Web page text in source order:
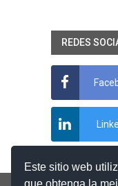
Este sitio web
que obtenga la
REDES